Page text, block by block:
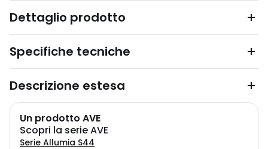
Dettaglio prodotto
Specifiche tecniche
Descrizione estesa
Un prodotto AVE
Scopri la serie AVE
Serie Allumia S44